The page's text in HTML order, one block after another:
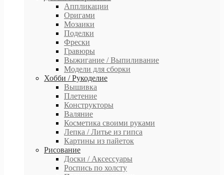
Аппликации
Оригами
Мозаики
Поделки
Фрески
Гравюры
Выжигание / Выпиливание
Модели для сборки
Хобби / Рукоделие
Вышивка
Плетение
Конструкторы
Валяние
Косметика своими руками
Лепка / Литье из гипса
Картины из пайеток
Рисование
Доски / Аксессуары
Роспись по холсту